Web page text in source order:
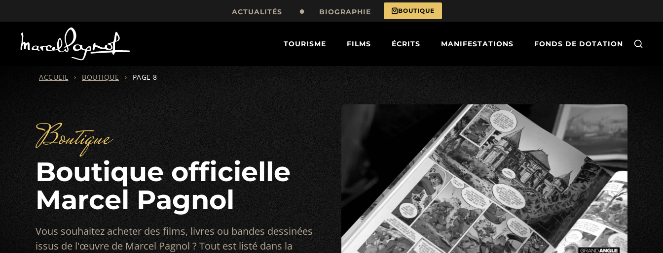
ACTUALITÉS BIOGRAPHIE BOUTIQUE
TOURISME FILMS ÉCRITS MANIFESTATIONS FONDS DE DOTATION
ACCUEIL › BOUTIQUE › PAGE 8
Boutique
Boutique officielle
Marcel Pagnol
Vous souhaitez acheter des films, livres ou bandes dessinées
issus de l'œuvre de Marcel Pagnol ? Tout est listé dans la